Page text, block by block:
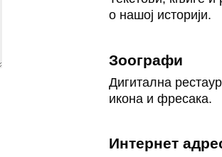
о нашој историји.
Зоографи
Дигитална
икона и фресака.
Интернет